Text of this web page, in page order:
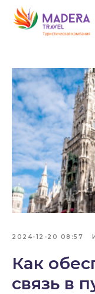
2024-12-20 08:57
Как
связь в